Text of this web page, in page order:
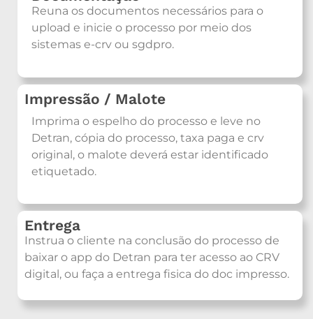
Reuna os documentos necessários para o
upload e inicie o processo por meio dos
sistemas e-crv ou sgdpro.
Impressão / Malote
Imprima o espelho do processo e leve no
Detran, cópia do processo, taxa paga e crv
original, o malote deverá estar identificado
etiquetado.
Entrega
Instrua o cliente na conclusão do processo de
baixar o app do Detran para ter acesso ao CRV
digital, ou faça a entrega fisica do doc impresso.